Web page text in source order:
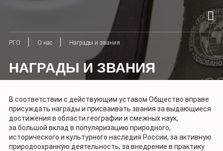
РГО О нас Награды и звания
НАГРАДЫ И ЗВАНИЯ
В соответствии с действующим уставом Общество вправе
присуждать награды и присваивать звания за выдающиеся
достижения в области географии и смежных наук,
за большой вклад в популяризацию природного,
исторического и культурного наследия России, за активную
природоохранную деятельность, за внедрение в практику